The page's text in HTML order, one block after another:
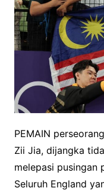
PEMAIN
Zii Jia, dijangka
melepasi pusingan
Seluruh England